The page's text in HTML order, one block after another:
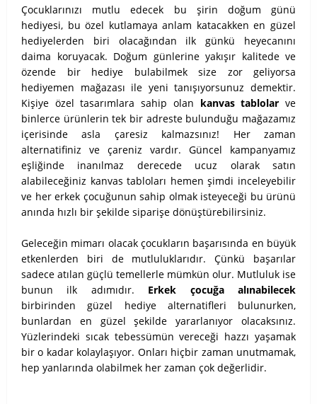
Çocuklarınızı mutlu edecek bu şirin doğum günü
hediyesi, bu özel kutlamaya anlam katacakken en güzel
hediyelerden biri olacağından ilk günkü heyecanını
daima koruyacak. Doğum günlerine yakışır kalitede ve
özende bir hediye bulabilmek size zor geliyorsa
hediyemen mağazası ile yeni tanışıyorsunuz demektir.
Kişiye özel tasarımlara sahip olan kanvas tablolar ve
binlerce ürünlerin tek bir adreste bulunduğu mağazamız
içerisinde asla çaresiz kalmazsınız! Her zaman
alternatifiniz ve çareniz vardır. Güncel kampanyamız
eşliğinde inanılmaz derecede ucuz olarak satın
alabileceğiniz kanvas tabloları hemen şimdi inceleyebilir
ve her erkek çocuğunun sahip olmak isteyeceği bu ürünü
anında hızlı bir şekilde siparişe dönüştürebilirsiniz.
Geleceğin mimarı olacak çocukların başarısında en büyük
etkenlerden biri de mutluluklarıdır. Çünkü başarılar
sadece atılan güçlü temellerle mümkün olur. Mutluluk ise
bunun ilk adımıdır. Erkek çocuğa alınabilecek
birbirinden güzel hediye alternatifleri bulunurken,
bunlardan en güzel şekilde yararlanıyor olacaksınız.
Yüzlerindeki sıcak tebessümün vereceği hazzı yaşamak
bir o kadar kolaylaşıyor. Onları hiçbir zaman unutmamak,
hep yanlarında olabilmek her zaman çok değerlidir.